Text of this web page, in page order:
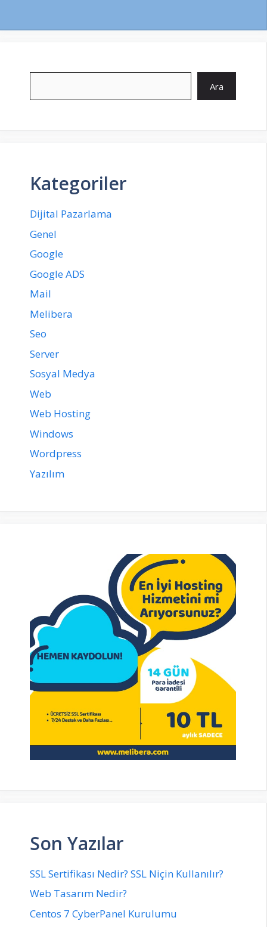
Ara
Kategoriler
Dijital Pazarlama
Genel
Google
Google ADS
Mail
Melibera
Seo
Server
Sosyal Medya
Web
Web Hosting
Windows
Wordpress
Yazılım
Son Yazılar
SSL Sertifikası Nedir? SSL Niçin Kullanılır?
Web Tasarım Nedir?
Centos 7 CyberPanel Kurulumu